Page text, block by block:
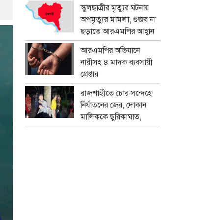
স্কুলছাত্রীর মৃত্যুর ঘটনায়
অপমৃত্যুর মামলা, গুজব না
ছড়াতে আরএমপির আহ্বান
আরএমপির অভিযানে
নারীসহ ৪ মাদক ব্যবসায়ী
গ্রেপ্তার
রাজশাহীতে চোর সন্দেহে
নির্যাতনের জের, দোকান
মালিককে ছুরিকাঘাত,
মামলা